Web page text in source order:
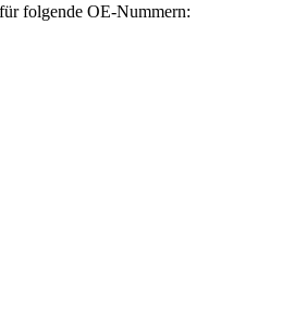
folgende OE-Nummern: